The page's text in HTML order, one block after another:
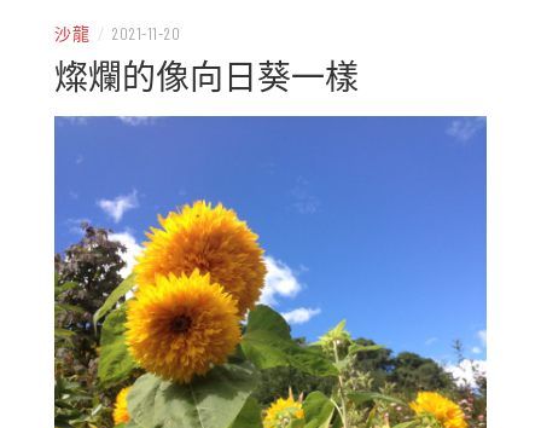
沙龍 / 2021-11-20
燦爛的像向日葵一樣